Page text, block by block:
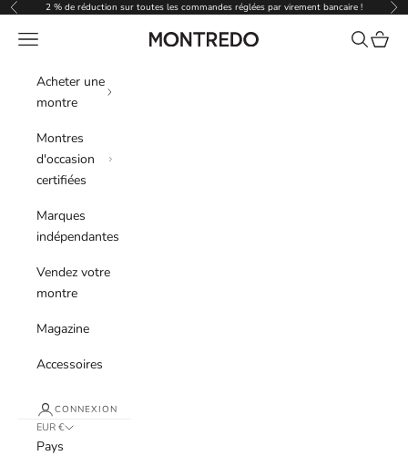
Passer au contenu
Précédent2 % de réduction sur toutes les commandes réglées par virement bancaire !
Montredo
Menu Recherche
Panier
Acheter une
montre
Montres
d'occasion
certifiées
Marques
indépendantes
Vendez votre
montre
Magazine
Accessoires
CONNEXION
EUR €
Pays